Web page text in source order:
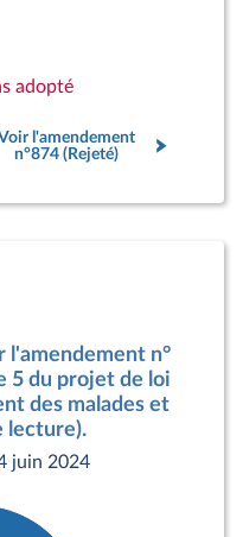
adopté
l'amendement
n°874 (Rejeté)
l'amendement n°
5 du projet de loi
des malades et
lecture).
juin 2024